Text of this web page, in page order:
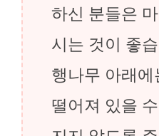
하신 분들은
시는 것이 좋
행나무 아래
떨어져 있을